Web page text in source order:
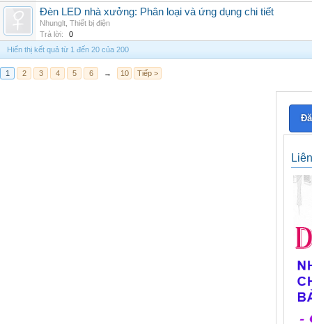
Đèn LED nhà xưởng: Phân loại và ứng dụng chi tiết
Nhunglt Thiết bị điện
Trả lời:
0
Hiển thị kết quả từ 1 đến 20 của 200
1 2 3 4 5 6 → 10 Tiếp >